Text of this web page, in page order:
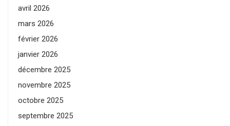
avril 2026
mars 2026
février 2026
janvier 2026
décembre 2025
novembre 2025
octobre 2025
septembre 2025